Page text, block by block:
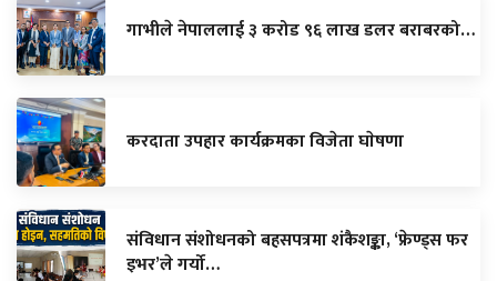
गाभीले नेपाललाई ३ करोड ९६ लाख डलर बराबरको…
करदाता उपहार कार्यक्रमका विजेता घाेषणा
संविधान संशोधनको बहसपत्रमा शंकैशङ्का, ‘फ्रेण्ड्स फर
इभर’ले गर्यो…